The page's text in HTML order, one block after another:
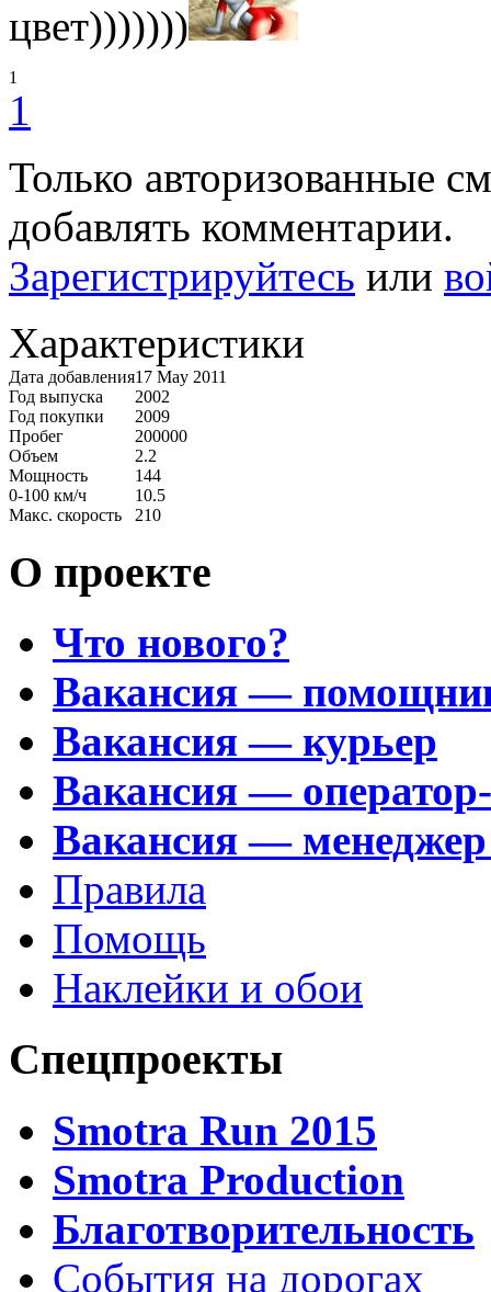
цвет)))))))
1
1
Только авторизованные
добавлять комментарии.
Зарегистрируйтесь или
Характеристики
Дата добавления17 May 2011
Год выпуска
2002
Год покупки
2009
Пробег
200000
Объем
2.2
Мощность
144
0-100 км/ч
10.5
Макс. скорость
210
О проекте
Что нового?
Вакансия —
Вакансия — курьер
Вакансия —
Вакансия —
Правила
Помощь
Наклейки и обои
Спецпроекты
Smotra Run 2015
Smotra Production
Благотворительность
События на дорогах